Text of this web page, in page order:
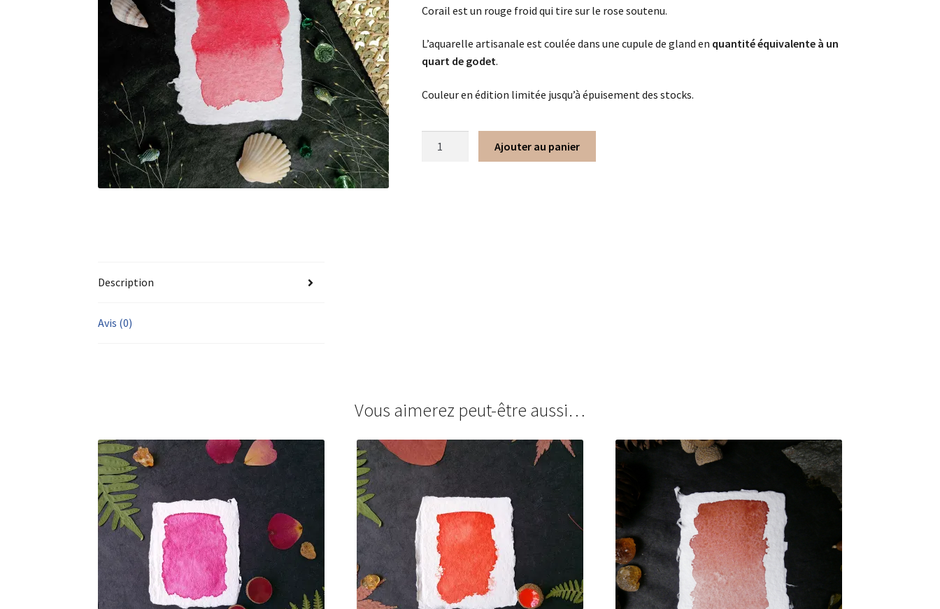
Corail est un rouge froid qui tire sur le rose soutenu.
L’aquarelle artisanale est coulée dans une cupule de gland en quantité équivalente à un
quart de godet.
Couleur en édition limitée jusqu’à épuisement des stocks.
Ajouter au panier
Description
Avis (0)
Vous aimerez peut-être aussi…